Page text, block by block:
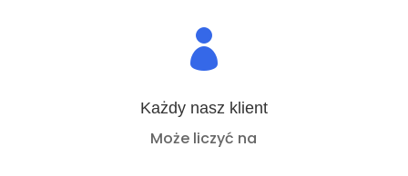

Każdy nasz klient
Może liczyć na